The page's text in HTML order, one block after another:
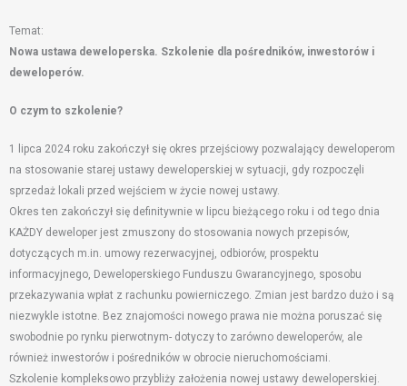
Temat:
Nowa ustawa deweloperska. Szkolenie dla pośredników, inwestorów i
deweloperów.
O czym to szkolenie?
1 lipca 2024 roku zakończył się okres przejściowy pozwalający deweloperom
na stosowanie starej ustawy deweloperskiej w sytuacji, gdy rozpoczęli
sprzedaż lokali przed wejściem w życie nowej ustawy.
Okres ten zakończył się definitywnie w lipcu bieżącego roku i od tego dnia
KAŻDY deweloper jest zmuszony do stosowania nowych przepisów,
dotyczących m.in. umowy rezerwacyjnej, odbiorów, prospektu
informacyjnego, Deweloperskiego Funduszu Gwarancyjnego, sposobu
przekazywania wpłat z rachunku powierniczego. Zmian jest bardzo dużo i są
niezwykle istotne. Bez znajomości nowego prawa nie można poruszać się
swobodnie po rynku pierwotnym- dotyczy to zarówno deweloperów, ale
również inwestorów i pośredników w obrocie nieruchomościami.
Szkolenie kompleksowo przybliży założenia nowej ustawy deweloperskiej.